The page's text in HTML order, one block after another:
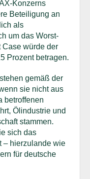
Konzerns
Beteiligung an
als
um das Worst-
würde der
Prozent betragen.
gemäß der
sie nicht aus
betroffenen
Ölindustrie und
stammen.
sich das
– hierzulande wie
für deutsche